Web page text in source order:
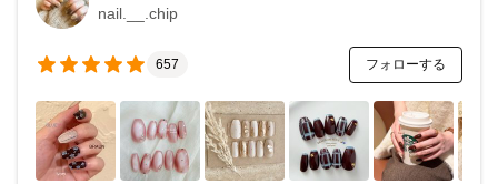
nail.__.chip
657 フォローする